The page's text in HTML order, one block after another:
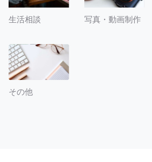
生活相談 写真・動画制作
その他